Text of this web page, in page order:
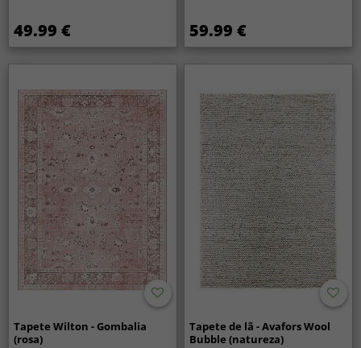
49.99 € 59.99 €
Tapete Wilton - Gombalia
(rosa)
Tapete de lã - Avafors Wool
Bubble (natureza)